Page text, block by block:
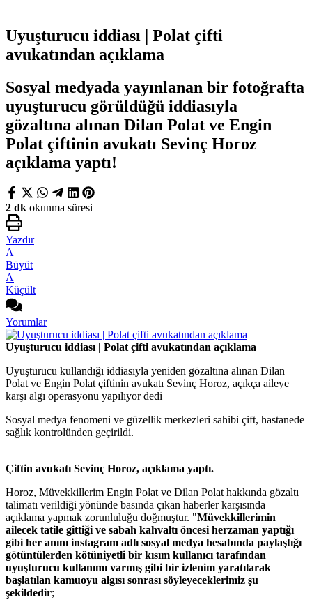
Uyuşturucu iddiası | Polat çifti
avukatından açıklama
Sosyal medyada yayınlanan bir fotoğrafta
uyuşturucu görüldüğü iddiasıyla
gözaltına alınan Dilan Polat ve Engin
Polat çiftinin avukatı Sevinç Horoz
açıklama yaptı!
2 dk okunma süresi
Yazdır
A
Büyüt
A
Küçült
Yorumlar
Uyuşturucu iddiası | Polat çifti avukatından açıklama
Uyuşturucu kullandığı iddiasıyla yeniden gözaltına alınan Dilan
Polat ve Engin Polat çiftinin avukatı Sevinç Horoz, açıkça aileye
karşı algı operasyonu yapılıyor dedi
Sosyal medya fenomeni ve güzellik merkezleri sahibi çift, hastanede
sağlık kontrolünden geçirildi.
Çiftin avukatı Sevinç Horoz, açıklama yaptı.
Horoz, Müvekkillerim Engin Polat ve Dilan Polat hakkında gözaltı
talimatı verildiği yönünde basında çıkan haberler karşısında
açıklama yapmak zorunluluğu doğmuştur. "Müvekkillerimin
ailecek tatile gittiği ve sabah kahvaltı öncesi herzaman yaptığı
gibi her anını instagram adlı sosyal medya hesabında paylaştığı
götüntülerden kötüniyetli bir kısım kullanıcı tarafından
uyuşturucu kullanımı varmış gibi bir izlenim yaratılarak
başlatılan kamuoyu algısı sonrası söyleyeceklerimiz şu
şekildedir;